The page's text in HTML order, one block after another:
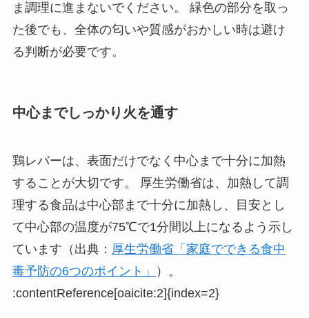
ま調理に進まないでください。 緑色の部分を取っ
た後でも、全体の匂いや質感がおかしい時は避け
る判断が必要です。
中心までしっかり火を通す
鶏レバーは、表面だけでなく中心まで十分に加熱
することが大切です。 厚生労働省は、加熱して調
理する食品は中心部まで十分に加熱し、目安とし
て中心部の温度が75℃で1分間以上になるよう示し
ています（出典： 厚生労働省「家庭でできる食中
毒予防の6つのポイント」
）。
:contentReference[oaicite:2]{index=2}